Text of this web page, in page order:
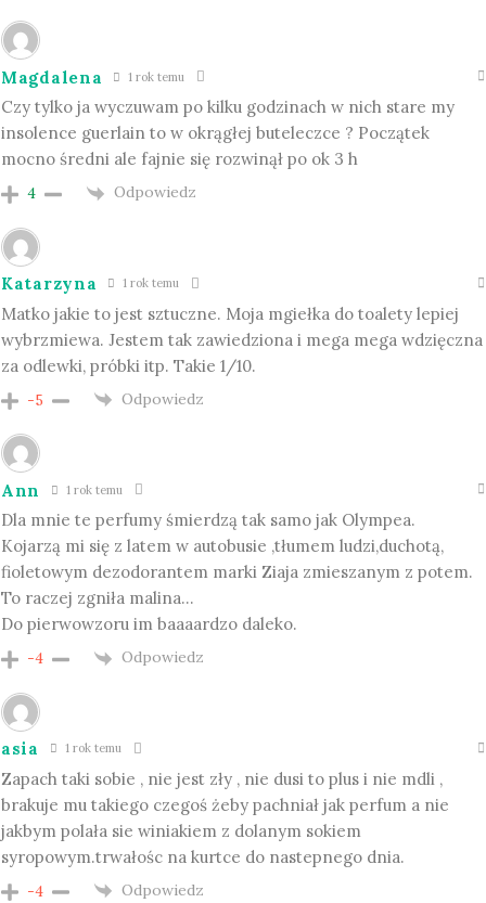
Magdalena 1 rok temu
Czy tylko ja wyczuwam po kilku godzinach w nich stare my
insolence guerlain to w okrągłej buteleczce ? Początek
mocno średni ale fajnie się rozwinął po ok 3 h
4 Odpowiedz
Katarzyna 1 rok temu
Matko jakie to jest sztuczne. Moja mgiełka do toalety lepiej
wybrzmiewa. Jestem tak zawiedziona i mega mega wdzięczna
za odlewki, próbki itp. Takie 1/10.
-5 Odpowiedz
Ann 1 rok temu
Dla mnie te perfumy śmierdzą tak samo jak Olympea.
Kojarzą mi się z latem w autobusie ,tłumem ludzi,duchotą,
fioletowym dezodorantem marki Ziaja zmieszanym z potem.
To raczej zgniła malina…
Do pierwowzoru im baaaardzo daleko.
-4 Odpowiedz
asia 1 rok temu
Zapach taki sobie , nie jest zły , nie dusi to plus i nie mdli ,
brakuje mu takiego czegoś żeby pachniał jak perfum a nie
jakbym polała sie winiakiem z dolanym sokiem
syropowym.trwałośc na kurtce do nastepnego dnia.
-4 Odpowiedz